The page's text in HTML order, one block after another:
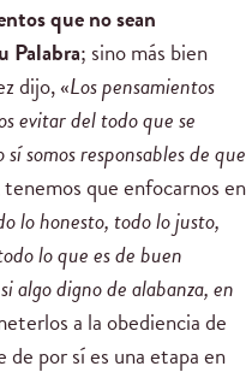
que no sean
Palabra; sino más bien
dijo, «Los pensamientos
evitar del todo que se
somos responsables de que
tenemos que enfocarnos en
lo honesto, todo lo justo,
lo que es de buen
algo digno de alabanza, en
a la obediencia de
por sí es una etapa en